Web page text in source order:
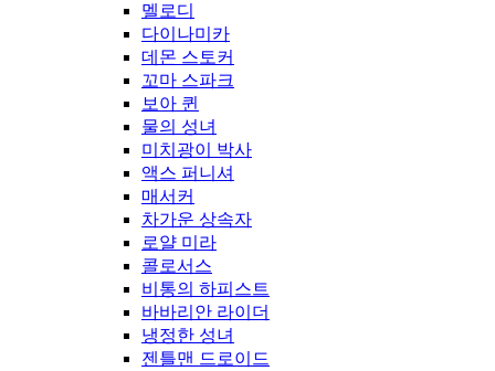
멜로디
다이나미카
데몬 스토커
꼬마 스파크
보아 퀸
물의 성녀
미치광이 박사
액스 퍼니셔
매서커
차가운 상속자
로얄 미라
콜로서스
비통의 하피스트
바바리안 라이더
냉정한 성녀
젠틀맨 드로이드